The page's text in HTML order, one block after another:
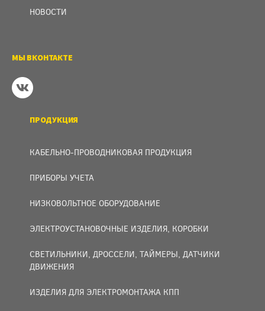
НОВОСТИ
МЫ ВКОНТАКТЕ
ПРОДУКЦИЯ
КАБЕЛЬНО-ПРОВОДНИКОВАЯ ПРОДУКЦИЯ
ПРИБОРЫ УЧЕТА
НИЗКОВОЛЬТНОЕ ОБОРУДОВАНИЕ
ЭЛЕКТРОУСТАНОВОЧНЫЕ ИЗДЕЛИЯ, КОРОБКИ
СВЕТИЛЬНИКИ, ДРОССЕЛИ, ТАЙМЕРЫ, ДАТЧИКИ
ДВИЖЕНИЯ
ИЗДЕЛИЯ ДЛЯ ЭЛЕКТРОМОНТАЖА КПП